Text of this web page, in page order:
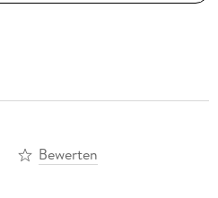
Bewerten